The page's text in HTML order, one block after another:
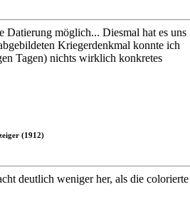
Datierung möglich... Diesmal hat es uns
Kriegerdenkmal konnte ich
Tagen) nichts wirklich konkretes
(1912)
deutlich weniger her, als die colorierte